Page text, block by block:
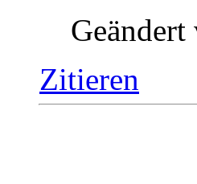
Zitieren